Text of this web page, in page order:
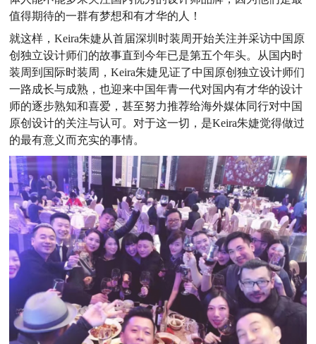
值得期待的一群有梦想和有才华的人！
就这样，Keira朱婕从首届深圳时装周开始关注并采访中国原
创独立设计师们的故事直到今年已是第五个年头。从国内时
装周到国际时装周，Keira朱婕见证了中国原创独立设计师们
一路成长与成熟，也迎来中国年青一代对国内有才华的设计
师的逐步熟知和喜爱，甚至努力推荐给海外媒体同行对中国
原创设计的关注与认可。对于这一切，是Keira朱婕觉得做过
的最有意义而充实的事情。